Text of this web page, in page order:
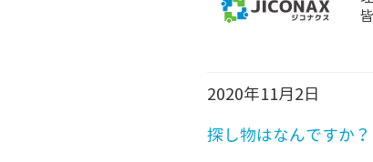
2020年11月2日
探し物はなんですか？